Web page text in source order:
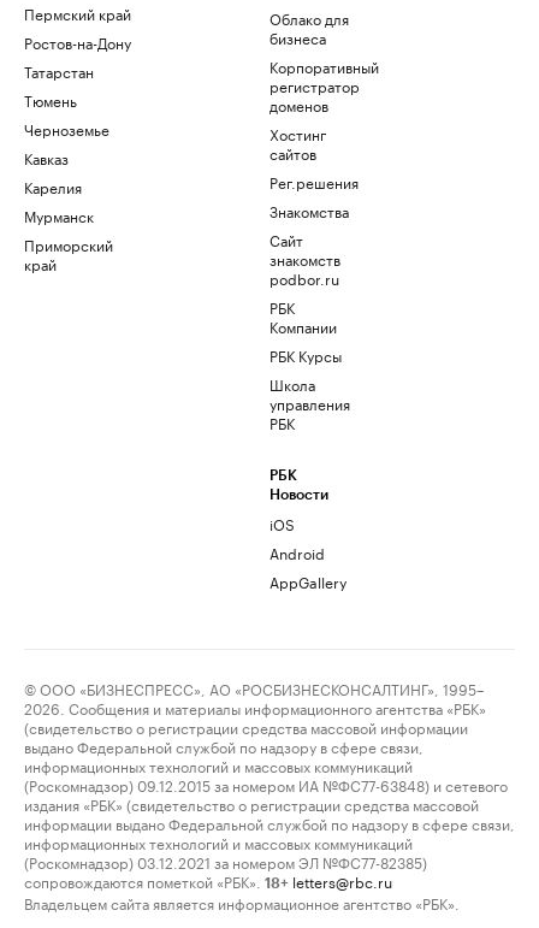
Пермский край
Ростов-на-Дону
Татарстан
Тюмень
Черноземье
Кавказ
Карелия
Мурманск
Приморский
край
Облако для
бизнеса
Корпоративный
регистратор
доменов
Хостинг
сайтов
Рег.решения
Знакомства
Сайт
знакомств
podbor.ru
РБК
Компании
РБК Курсы
Школа
управления
РБК
РБК
Новости
iOS
Android
AppGallery
© ООО «БИЗНЕСПРЕСС», АО «РОСБИЗНЕСКОНСАЛТИНГ», 1995–
2026. Сообщения и материалы информационного агентства «РБК»
(свидетельство о регистрации средства массовой информации
выдано Федеральной службой по надзору в сфере связи,
информационных технологий и массовых коммуникаций
(Роскомнадзор) 09.12.2015 за номером ИА №ФС77-63848) и сетевого
издания «РБК» (свидетельство о регистрации средства массовой
информации выдано Федеральной службой по надзору в сфере связи,
информационных технологий и массовых коммуникаций
(Роскомнадзор) 03.12.2021 за номером ЭЛ №ФС77-82385)
сопровождаются пометкой «РБК».
18+ letters@rbc.ru
Владельцем сайта является информационное агентство «РБК».